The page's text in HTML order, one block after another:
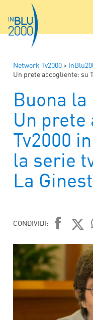
Network Tv2000 >
Un prete accogliente: su Tv2000
Buona
Un prete
Tv2000
la serie
La
CONDIVIDI: